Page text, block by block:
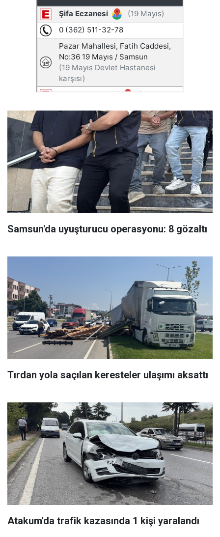
Samsun'da uyuşturucu operasyonu: 8 gözaltı
Tırdan yola saçılan keresteler ulaşımı aksattı
Atakum'da trafik kazasında 1 kişi yaralandı